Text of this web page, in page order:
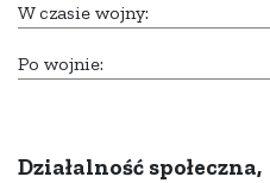
W czasie wojny:
Po wojnie:
Działalność społeczna,